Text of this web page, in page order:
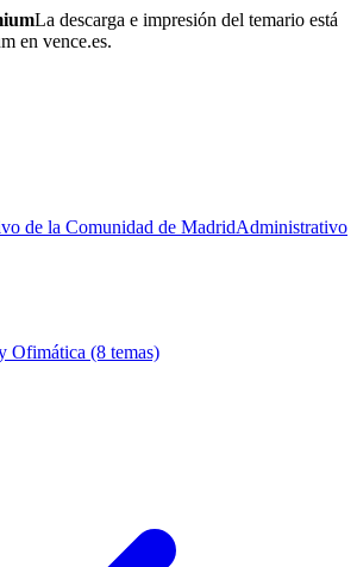
La descarga e impresión del temario está
en vence.es.
de la Comunidad de MadridAdministrativo
Ofimática (8 temas)